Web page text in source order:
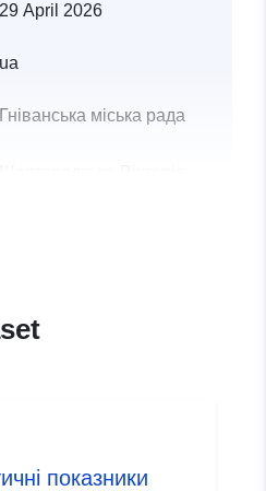
29 April 2026
ua
Гніванська міська рада
July 2026
228bad3b190f
показники